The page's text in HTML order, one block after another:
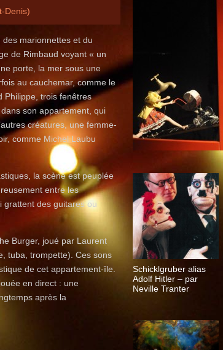
Denis)
des marionnettes et du
de Rimbaud voyant « un
porte, la mer sous une
au cauchemar, comme le
Philippe, trois fenêtres
son appartement, qui
créatures, une femme-
comme Michel Laubu
la scène est peuplée
entre les
grattent des guitares ou
Burger, joué par Laurent
tuba, trompette). Ces sons
de cet appartement-île.
en direct : une
après la
Schicklgruber alias
Adolf Hitler – par
Neville Tranter